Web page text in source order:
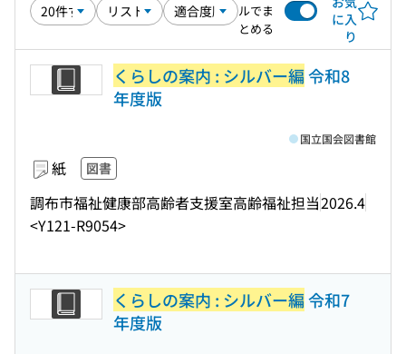
ルでま
とめる
に入
り
くらしの案内 : シルバー編令和8
年度版
紙 図書
調布市福祉健康部高齢者支援室高齢福祉担当2026.4
<Y121-R9054>
国立国会図書館
くらしの案内 : シルバー編令和7
年度版